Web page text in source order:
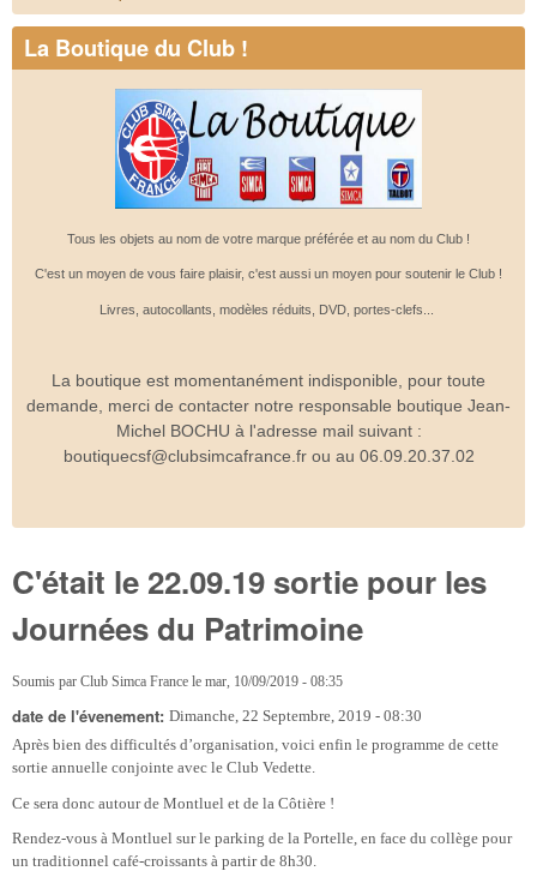
La Boutique du Club !
Tous les objets au nom de votre marque préférée et au nom du Club !
C'est un moyen de vous faire plaisir, c'est aussi un moyen pour soutenir le Club !
Livres, autocollants, modèles réduits, DVD, portes-clefs...
La boutique est momentanément indisponible, pour toute
demande, merci de contacter notre responsable boutique Jean-
Michel BOCHU à l'adresse mail suivant :
boutiquecsf@clubsimcafrance.fr ou au 06.09.20.37.02
C'était le 22.09.19 sortie pour les
Journées du Patrimoine
Soumis par Club Simca France le mar, 10/09/2019 - 08:35
date de l'évenement: Dimanche, 22 Septembre, 2019 - 08:30
Après bien des difficultés d’organisation, voici enfin le programme de cette
sortie annuelle conjointe avec le Club Vedette.
Ce sera donc autour de Montluel et de la Côtière !
Rendez-vous à Montluel sur le parking de la Portelle, en face du collège pour
un traditionnel café-croissants à partir de 8h30.